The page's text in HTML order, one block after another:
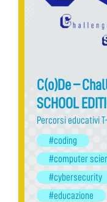
C(o)De –
SCHOOL
Percorsi educativi T-
#coding
#computer
#cybersecurity
#educazione